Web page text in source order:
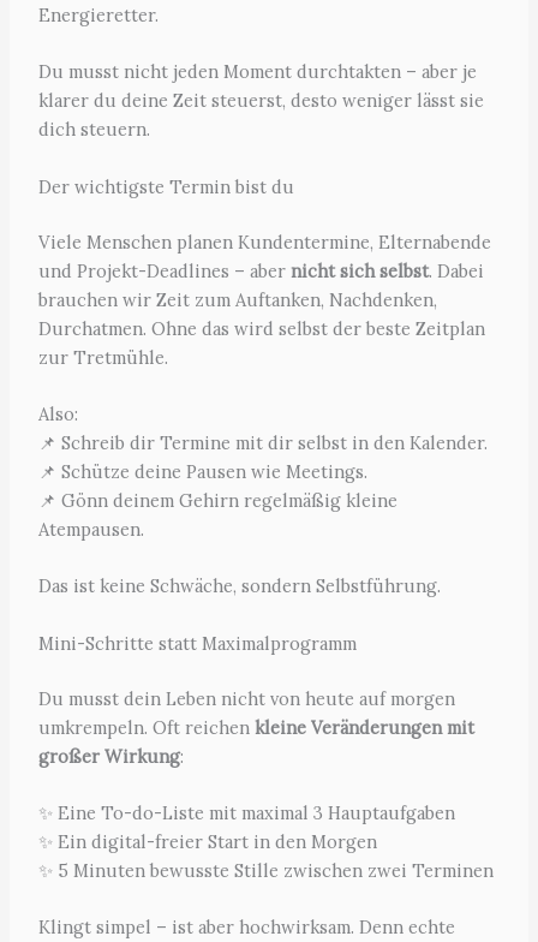
Energieretter.
Du musst nicht jeden Moment durchtakten – aber je
klarer du deine Zeit steuerst, desto weniger lässt sie
dich steuern.
Der wichtigste Termin bist du
Viele Menschen planen Kundentermine, Elternabende
und Projekt-Deadlines – aber nicht sich selbst. Dabei
brauchen wir Zeit zum Auftanken, Nachdenken,
Durchatmen. Ohne das wird selbst der beste Zeitplan
zur Tretmühle.
Also:
📌 Schreib dir Termine mit dir selbst in den Kalender.
📌 Schütze deine Pausen wie Meetings.
📌 Gönn deinem Gehirn regelmäßig kleine
Atempausen.
Das ist keine Schwäche, sondern Selbstführung.
Mini-Schritte statt Maximalprogramm
Du musst dein Leben nicht von heute auf morgen
umkrempeln. Oft reichen kleine Veränderungen mit
großer Wirkung:
✨ Eine To-do-Liste mit maximal 3 Hauptaufgaben
✨ Ein digital-freier Start in den Morgen
✨ 5 Minuten bewusste Stille zwischen zwei Terminen
Klingt simpel – ist aber hochwirksam. Denn echte